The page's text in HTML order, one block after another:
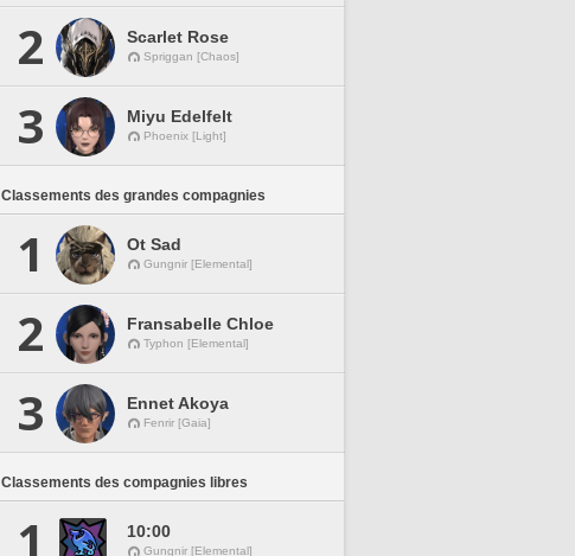
2 Scarlet Rose
Spriggan [Chaos]
3 Miyu Edelfelt
Phoenix [Light]
Classements des grandes compagnies
1 Ot Sad
Gungnir [Elemental]
2 Fransabelle Chloe
Typhon [Elemental]
3 Ennet Akoya
Fenrir [Gaia]
Classements des compagnies libres
1 10:00
Gungnir [Elemental]